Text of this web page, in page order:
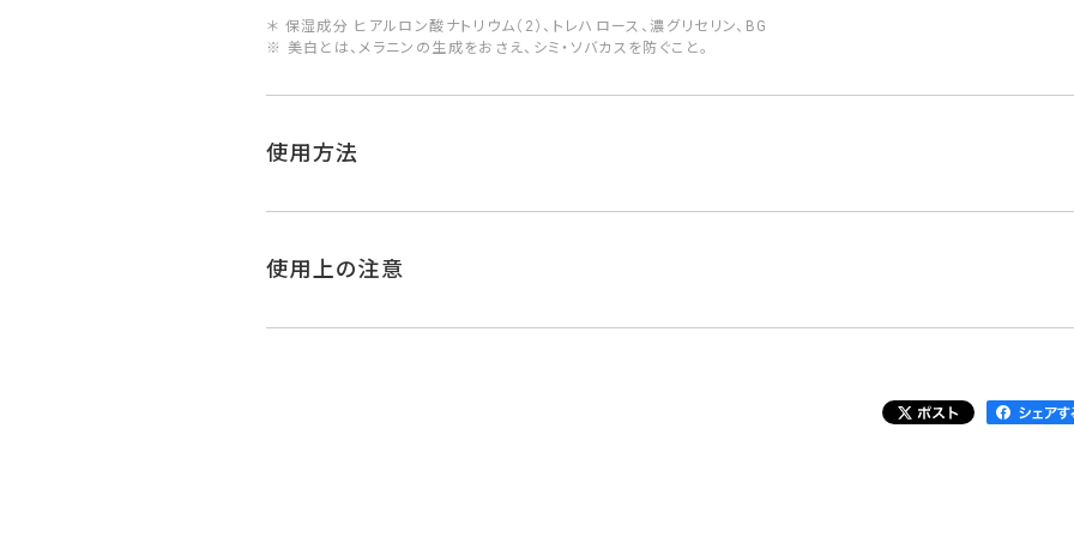
＊ 保湿成分 ヒアルロン酸ナトリウム（2）、トレハロース、濃グリセリン、BG
※ 美白とは、メラニンの生成をおさえ、シミ・ソバカスを防ぐこと。
使用方法
使用上の注意